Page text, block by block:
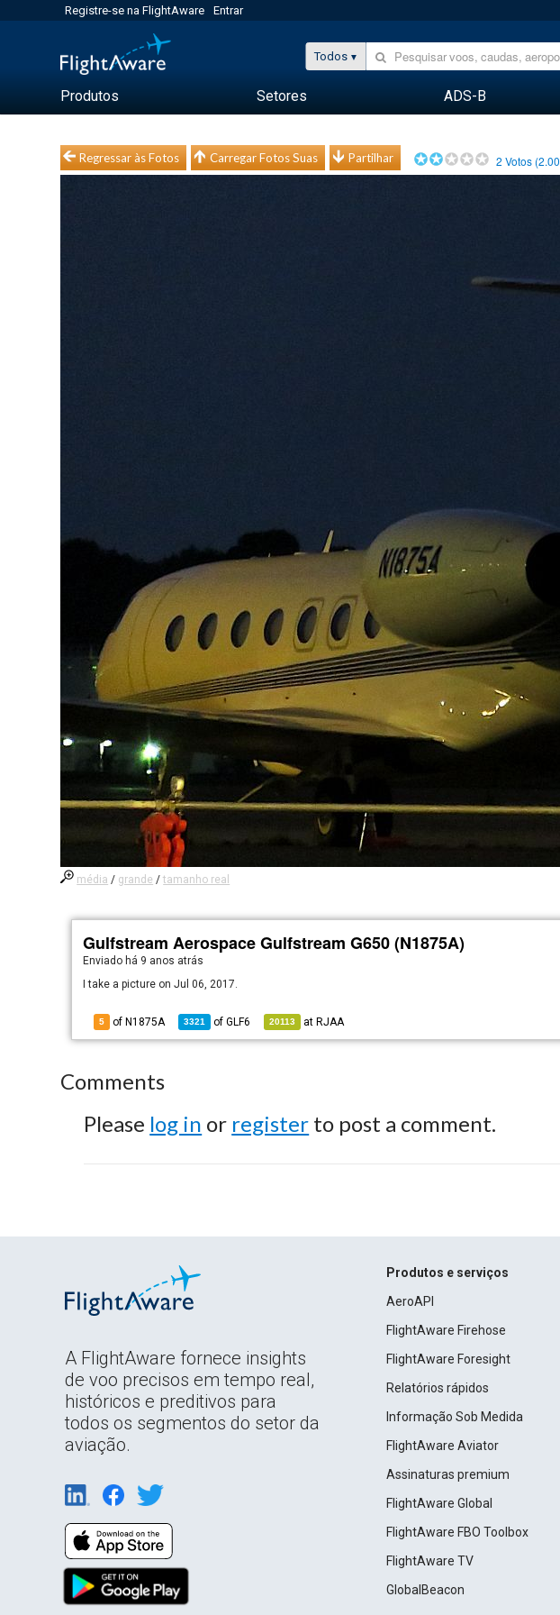
Registre-se na FlightAware Entrar
Todos
Produtos Setores ADS-B
Regressar às Fotos Carregar Fotos Suas Partilhar 2 Votos (2.00
média / grande /tamanho real
Gulfstream Aerospace Gulfstream G650 (N1875A)
Enviado há 9 anos atrás
I take a picture on Jul 06, 2017.
5 of N1875A 3321 ofGLF6 20113 at RJAA
Comments
Please log in or register to post a comment.
A FlightAware fornece insights
de voo precisos em tempo real,
históricos e preditivos para
todos os segmentos do setor da
aviação.
Produtos e serviços
AeroAPI
FlightAware Firehose
FlightAware Foresight
Relatórios rápidos
Informação Sob Medida
FlightAware Aviator
Assinaturas premium
FlightAware Global
FlightAware FBO Toolbox
FlightAware TV
GlobalBeacon